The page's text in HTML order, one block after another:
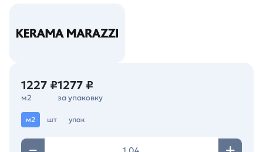
1227 ₽
м2
1277 ₽
за упаковку
м2 шт упак